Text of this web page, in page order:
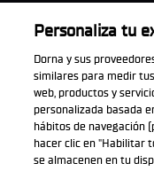
Personaliza tu
Dorna y sus
similares para medir
web, productos y
personalizada basada
hábitos de navegación
hacer clic en "Habilitar
se almacenen en tu